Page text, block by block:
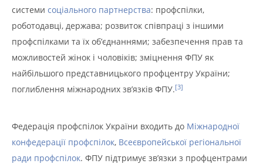
системи соціального партнерства: профспілки,
роботодавці, держава; розвиток співпраці з іншими
профспілками та їх об’єднаннями; забезпечення прав та
можливостей жінок і чоловіків; зміцнення ФПУ як
найбільшого представницького профцентру України;
поглиблення міжнародних зв’язків ФПУ.[3]
Федерація профспілок України входить до Міжнародної
конфедерації профспілок, Всеєвропейської регіональної
ради профспілок. ФПУ підтримує зв’язки з профцентрами